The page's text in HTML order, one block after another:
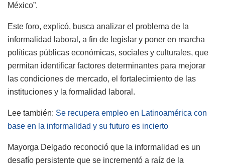
México”.
Este foro, explicó, busca analizar el problema de la
informalidad laboral, a fin de legislar y poner en marcha
políticas públicas económicas, sociales y culturales, que
permitan identificar factores determinantes para mejorar
las condiciones de mercado, el fortalecimiento de las
instituciones y la formalidad laboral.
Lee también: Se recupera empleo en Latinoamérica con
base en la informalidad y su futuro es incierto
Mayorga Delgado reconoció que la informalidad es un
desafío persistente que se incrementó a raíz de la